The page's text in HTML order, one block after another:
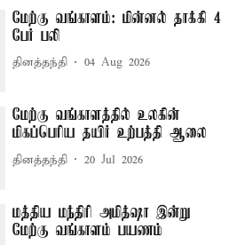
மேற்கு வங்காளம்: மின்னல் தாக்கி 4
பேர் பலி
தினத்தந்தி 04 Aug 2026
மேற்கு வங்காளத்தில் உலகின்
மிகப்பெரிய தயிர் உற்பத்தி ஆலை
தினத்தந்தி 20 Jul 2026
மத்திய மந்திரி அமித்ஷா இன்று
மேற்கு வங்காளம் பயணம்